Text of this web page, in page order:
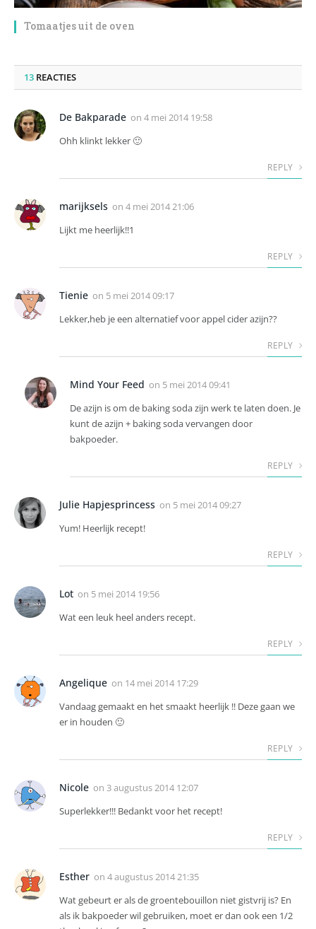
Tomaatjes uit de oven
13 REACTIES
De Bakparade on 4 mei 2014 19:58
Ohh klinkt lekker 🙂
REPLY
marijksels on 4 mei 2014 21:06
Lijkt me heerlijk!!1
REPLY
Tienie on 5 mei 2014 09:17
Lekker,heb je een alternatief voor appel cider azijn??
REPLY
Mind Your Feed on 5 mei 2014 09:41
De azijn is om de baking soda zijn werk te laten doen. Je
kunt de azijn + baking soda vervangen door
bakpoeder.
REPLY
Julie Hapjesprincess on 5 mei 2014 09:27
Yum! Heerlijk recept!
REPLY
Lot on 5 mei 2014 19:56
Wat een leuk heel anders recept.
REPLY
Angelique on 14 mei 2014 17:29
Vandaag gemaakt en het smaakt heerlijk !! Deze gaan we
er in houden 🙂
REPLY
Nicole on 3 augustus 2014 12:07
Superlekker!!! Bedankt voor het recept!
REPLY
Esther on 4 augustus 2014 21:35
Wat gebeurt er als de groentebouillon niet gistvrij is? En
als ik bakpoeder wil gebruiken, moet er dan ook een 1/2